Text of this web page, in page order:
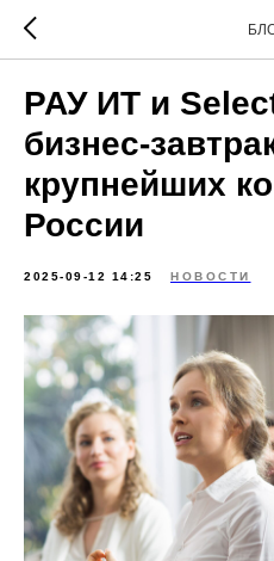
РАУ ИТ и
бизнес-
крупнейших
России
2025-09-12 14:25 НОВОСТИ